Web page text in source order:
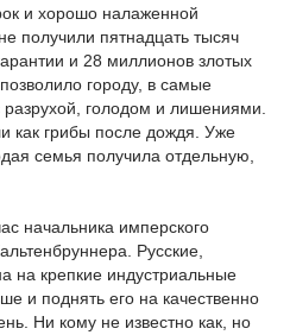
и хорошо налаженной
получили пятнадцать тысяч
и 28 миллионов злотых
городу, в самые
разрухой, голодом и лишениями.
как грибы после дождя. Уже
семья получила отдельную,
начальника имперского
Русские,
на крепкие индустриальные
и поднять его на качественно
Ни кому не известно как, но